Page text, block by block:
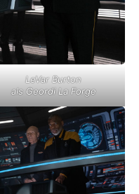
LeVar Burton
als Geordi La Forge